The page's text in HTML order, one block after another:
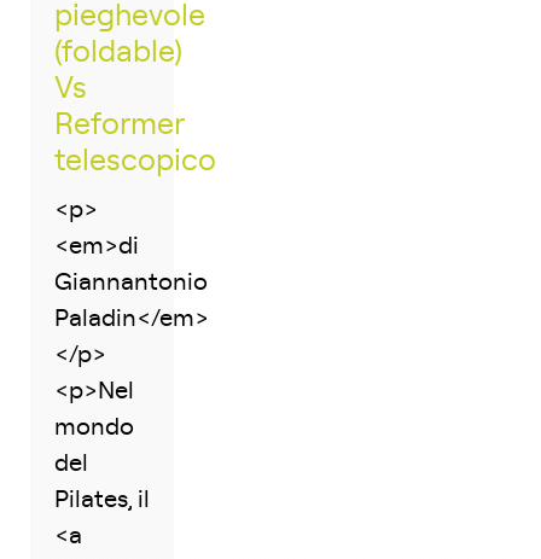
pieghevole
(foldable)
Vs
Reformer
telescopico
<p>
<em>di
Giannantonio
Paladin</em>
</p>
<p>Nel
mondo
del
Pilates, il
<a